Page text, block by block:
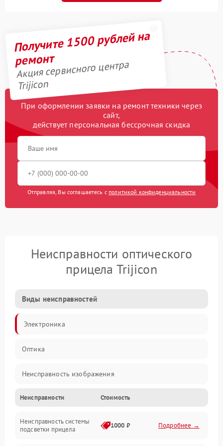
Получите 1500 рублей на
ремонт
Акция сервисного центра
Trijicon
При оформлении заявки на ремонт техники через
сайт,
действует персональная бессрочная скидка
Отправляя, Вы соглашаетесь с политикой конфиденциальности
Неисправности оптического
прицела Trijicon
Виды неисправностей
Электроника
Оптика
Неисправность изображения
Механические повреждения
Неисправность фокусировки и оптики
Неисправности Стоимость
Неисправность системы
подсветки прицела
1000 ₽ Подробнее →